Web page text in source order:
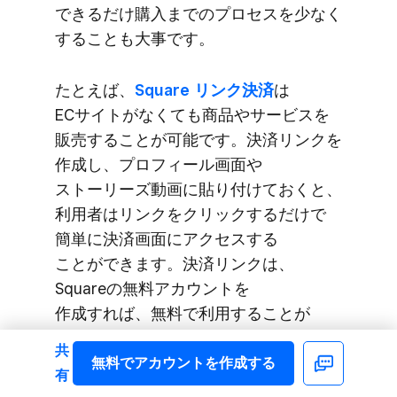
できるだけ購入までの​プロセスを​少なく​
する​ことも​大事です。
た​とえば、 ​Square リンク決済は​
ECサイトが​なくても​商品や​サービスを​
販売する​ことが​可能です。​決済リンクを​
作成し、​プロフィール​画面や​
ストーリーズ動画に​貼り付けておくと、​
利用者は​リンクを​クリックするだけで​
簡単に​決済画面に​アクセスする​
ことができます。​決済リンクは、​
Squareの​無料アカウントを​
作成すれば、​無料で​利用する​ことが​
可能です。​かかる​費用は​決済ごとに​
かかる​決済手数料だけなので、​
できるだけコストを​抑えて​販売を​
Facebook
共
有
無料で​アカウントを​作成する